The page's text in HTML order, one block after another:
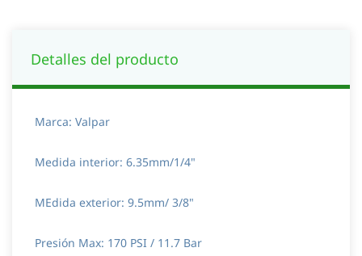
Detalles del producto
Marca: Valpar
Medida interior: 6.35mm/1/4"
MEdida exterior: 9.5mm/ 3/8"
Presión Max: 170 PSI / 11.7 Bar